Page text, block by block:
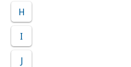
H
I
J